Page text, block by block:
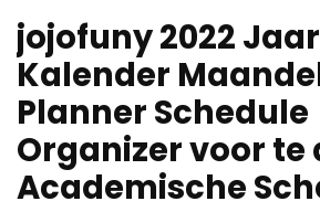
jojofuny 2022
Kalender
Planner Schedule
Organizer voor te
Academische